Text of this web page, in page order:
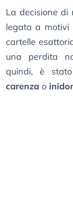
La decisione di
legata a motivi
cartelle
una perdita
quindi, è
carenza o